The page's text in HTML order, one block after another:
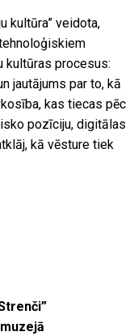
kultūra” veidota,
kultūras procesus:
jautājums par to, kā
kas tiecas pēc
pozīciju, digitālas
kā vēsture tiek